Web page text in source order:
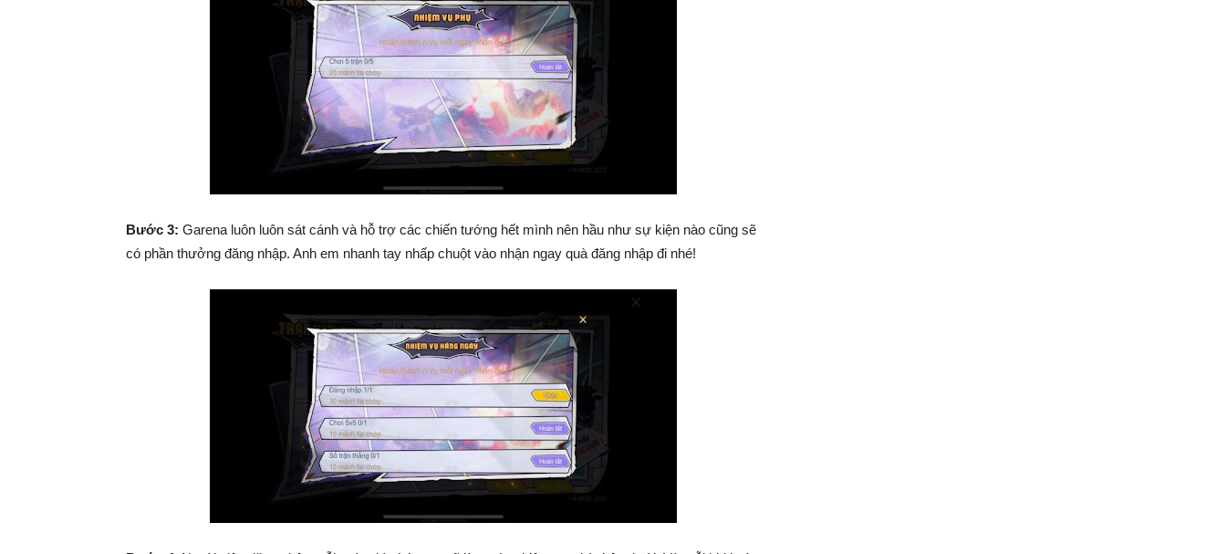
Bước 3: Garena luôn luôn sát cánh và hỗ trợ các chiến tướng hết mình nên hầu như sự kiện nào cũng sẽ
có phần thưởng đăng nhập. Anh em nhanh tay nhấp chuột vào nhận ngay quà đăng nhập đi nhé!